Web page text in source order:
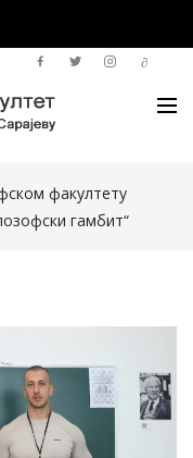
факултету
гамбит“